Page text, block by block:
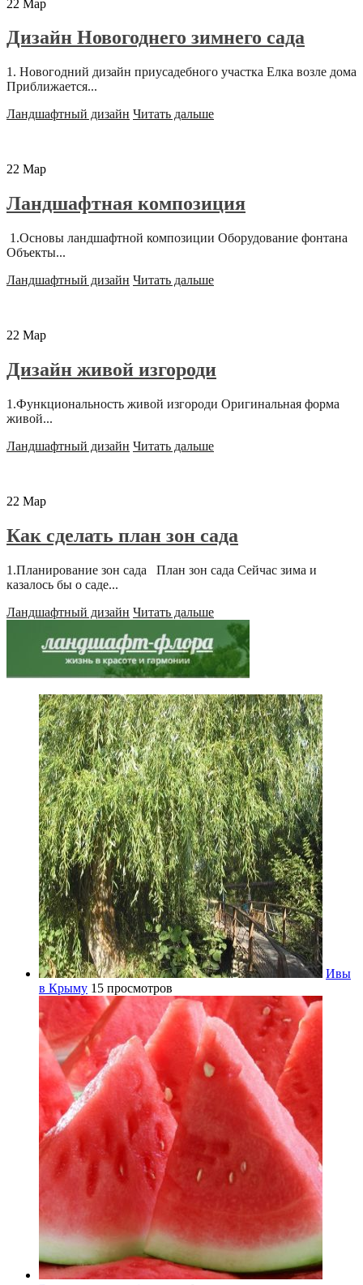
22 Мар
Дизайн Новогоднего зимнего сада
1. Новогодний дизайн приусадебного участка Елка возле дома
Приближается...
Ландшафтный дизайн Читать дальше
22 Мар
Ландшафтная композиция
1.Основы ландшафтной композиции Оборудование фонтана
Объекты...
Ландшафтный дизайн Читать дальше
22 Мар
Дизайн живой изгороди
1.Функциональность живой изгороди Оригинальная форма
живой...
Ландшафтный дизайн Читать дальше
22 Мар
Как сделать план зон сада
1.Планирование зон сада План зон сада Сейчас зима и
казалось бы о саде...
Ландшафтный дизайн Читать дальше
Ивы
в Крыму 15 просмотров